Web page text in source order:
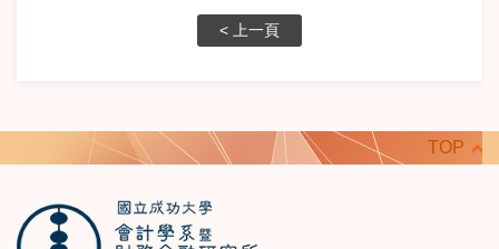
< 上一頁
TOP